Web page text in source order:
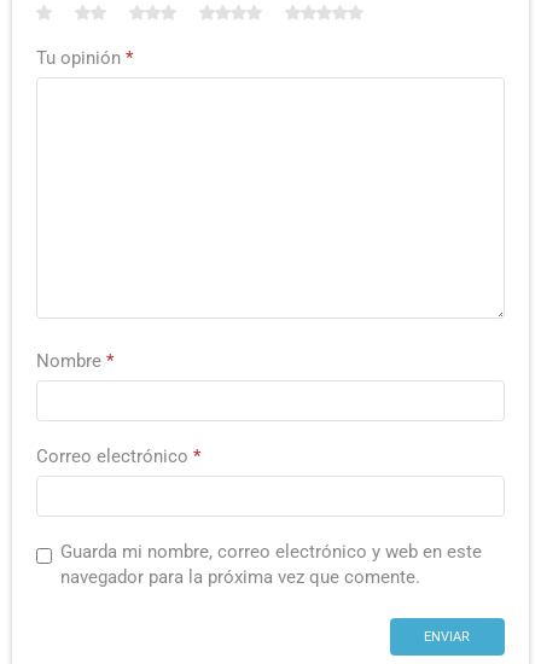
Tu opinión *
Nombre *
Correo electrónico *
Guarda mi nombre, correo electrónico y web en este
navegador para la próxima vez que comente.